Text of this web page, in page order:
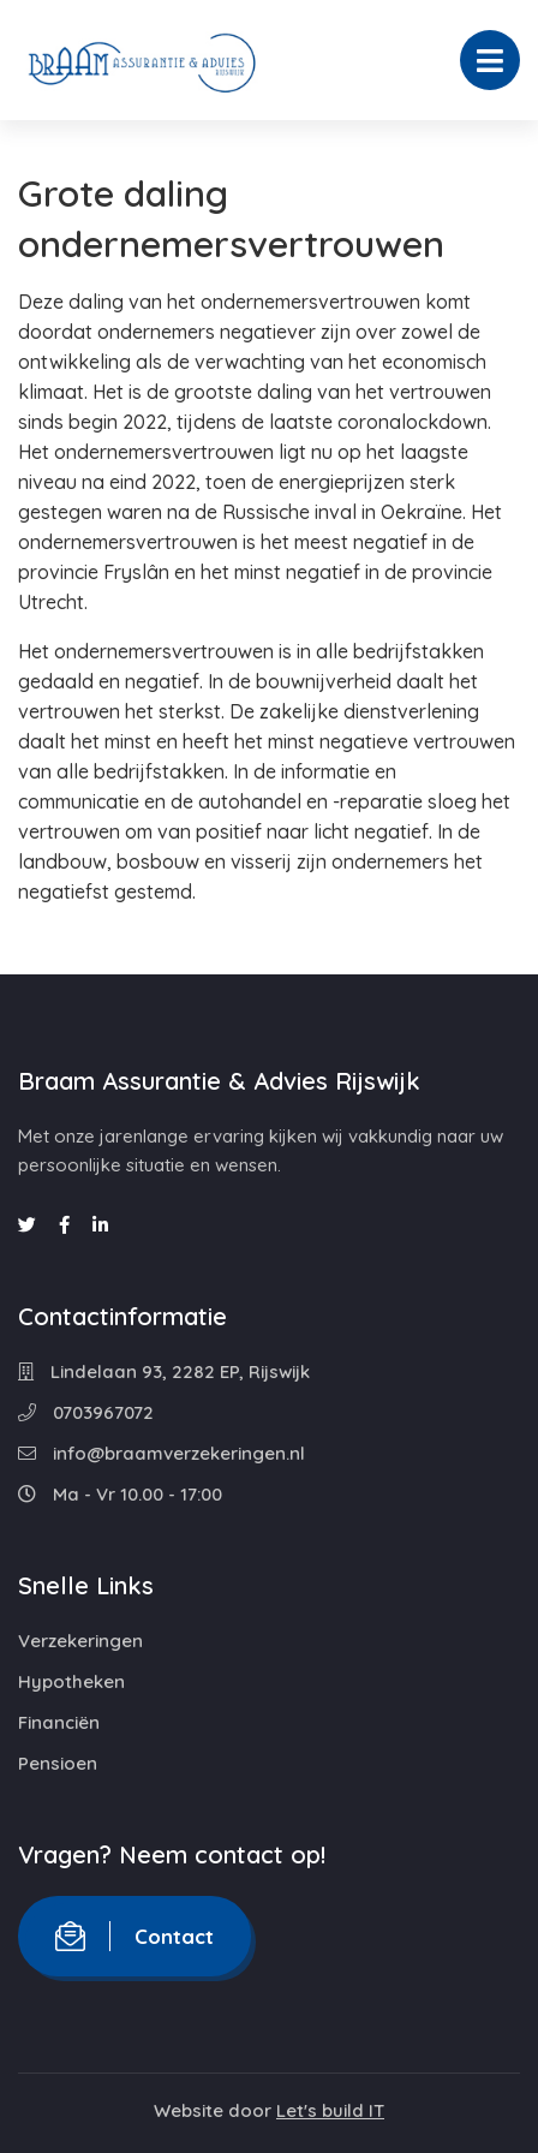
Grote daling
ondernemersvertrouwen
Deze daling van het ondernemersvertrouwen komt
doordat ondernemers negatiever zijn over zowel de
ontwikkeling als de verwachting van het economisch
klimaat. Het is de grootste daling van het vertrouwen
sinds begin 2022, tijdens de laatste coronalockdown.
Het ondernemersvertrouwen ligt nu op het laagste
niveau na eind 2022, toen de energieprijzen sterk
gestegen waren na de Russische inval in Oekraïne. Het
ondernemersvertrouwen is het meest negatief in de
provincie Fryslân en het minst negatief in de provincie
Utrecht.
Het ondernemersvertrouwen is in alle bedrijfstakken
gedaald en negatief. In de bouwnijverheid daalt het
vertrouwen het sterkst. De zakelijke dienstverlening
daalt het minst en heeft het minst negatieve vertrouwen
van alle bedrijfstakken. In de informatie en
communicatie en de autohandel en -reparatie sloeg het
vertrouwen om van positief naar licht negatief. In de
landbouw, bosbouw en visserij zijn ondernemers het
negatiefst gestemd.
Braam Assurantie & Advies Rijswijk
Met onze jarenlange ervaring kijken wij vakkundig naar uw
persoonlijke situatie en wensen.
Contactinformatie
Lindelaan 93, 2282 EP, Rijswijk
0703967072
info@braamverzekeringen.nl
Ma - Vr 10.00 - 17:00
Snelle Links
Verzekeringen
Hypotheken
Financiën
Pensioen
Vragen? Neem contact op!
Contact
Website door Let's build IT